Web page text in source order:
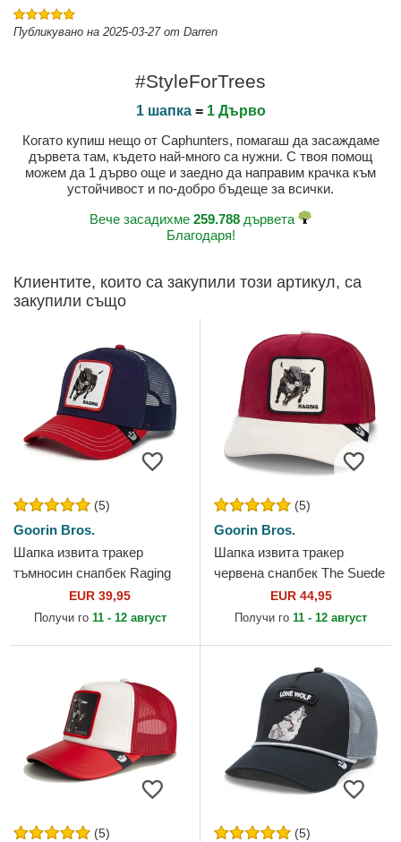
Публикувано на 2025-03-27 от Darren
#StyleForTrees
1 шапка= 1 Дърво
Когато купиш нещо от Caphunters, помагаш да засаждаме
дървета там, където най-много са нужни. С твоя помощ
можем да 1 дърво още и заедно да направим крачка към
устойчивост и по-добро бъдеще за всички.
Вече засадихме 259.788 дървета
Благодаря!
Клиентите, които са закупили този артикул, са
закупили също
(5)
Goorin Bros.
Шапка извита тракер
тъмносин снапбек Raging
Bull Fab Farm The Farm от
Goorin Bros.
EUR 39,95
Получи го 11 - 12 август
(5)
Goorin Bros.
Шапка извита тракер
червена снапбек The Suede
Bull Global Core Micro Suede
The Farm от Goorin Bros.
EUR 44,95
Получи го 11 - 12 август
(5) (5)